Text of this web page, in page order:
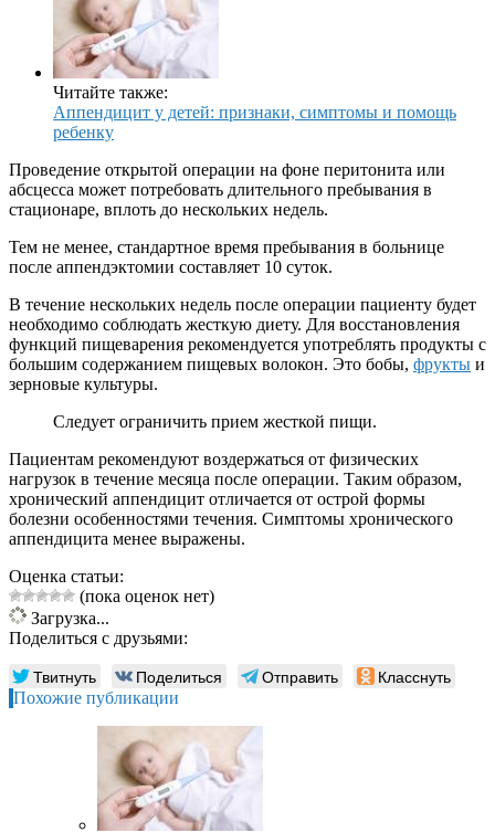
Читайте также:
Аппендицит у детей: признаки, симптомы и помощь
ребенку
Проведение открытой операции на фоне перитонита или
абсцесса может потребовать длительного пребывания в
стационаре, вплоть до нескольких недель.
Тем не менее, стандартное время пребывания в больнице
после аппендэктомии составляет 10 суток.
В течение нескольких недель после операции пациенту будет
необходимо соблюдать жесткую диету. Для восстановления
функций пищеварения рекомендуется употреблять продукты с
большим содержанием пищевых волокон. Это бобы, фрукты и
зерновые культуры.
Следует ограничить прием жесткой пищи.
Пациентам рекомендуют воздержаться от физических
нагрузок в течение месяца после операции. Таким образом,
хронический аппендицит отличается от острой формы
болезни особенностями течения. Симптомы хронического
аппендицита менее выражены.
Оценка статьи:
(пока оценок нет)
Загрузка...
Поделиться с друзьями:
Твитнуть Поделиться Отправить Класснуть
Похожие публикации